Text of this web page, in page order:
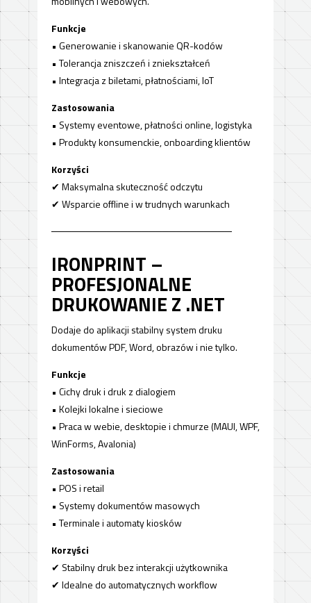
Funkcje
• Generowanie i skanowanie QR-kodów
• Tolerancja zniszczeń i zniekształceń
• Integracja z biletami, płatnościami, IoT
Zastosowania
• Systemy eventowe, płatności online, logistyka
• Produkty konsumenckie, onboarding klientów
Korzyści
✔ Maksymalna skuteczność odczytu
✔ Wsparcie offline i w trudnych warunkach
──────────────────────────
IRONPRINT –
PROFESJONALNE
DRUKOWANIE Z .NET
Dodaje do aplikacji stabilny system druku
dokumentów PDF, Word, obrazów i nie tylko.
Funkcje
• Cichy druk i druk z dialogiem
• Kolejki lokalne i sieciowe
• Praca w webie, desktopie i chmurze (MAUI, WPF,
WinForms, Avalonia)
Zastosowania
• POS i retail
• Systemy dokumentów masowych
• Terminale i automaty kiosków
Korzyści
✔ Stabilny druk bez interakcji użytkownika
✔ Idealne do automatycznych workflow